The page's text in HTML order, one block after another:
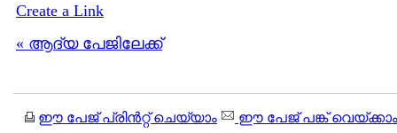
Create a Link
« ആദ്യ പേജിലേക്ക്
ഈ പേജ് പ്രിന്‍റ്റ് ചെയ്യാം ഈ പേജ് പങ്ക് വെയ്ക്കാം